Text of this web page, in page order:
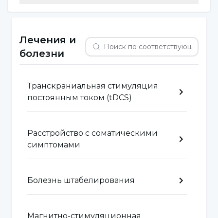
диагностика и лечение помогают улучшить
Генерализованное тревожное
Генерализованное тревожное расстройство -
это тревожное расстройство,
характеризующееся чрезмерным и
неконтролируемым беспокойством, которое
негативно влияет на повседневную жизнь
симптомами, как постоянное напряжение,
концентрацией внимания. Если не лечить
Лечения и
болезни
Транскраниальная стимуляция
постоянным током (tDCS)
Расстройство с соматическими
симптомами
Болезнь штабелирования
Магнитно-стимуляционная